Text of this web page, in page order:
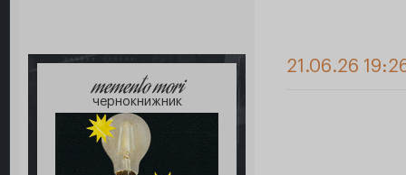
memento mori
чернокнижник
21.06.26